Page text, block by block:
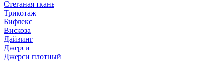
Стеганая ткань
Трикотаж
Бифлекс
Вискоза
Дайвинг
Джерси
Джерси плотный